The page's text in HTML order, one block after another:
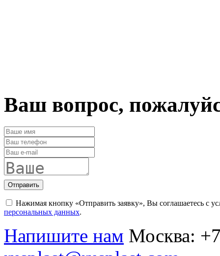
Ваш вопрос,
Отправить
Нажимая кнопку «Отправить заявку», Вы соглашаетесь с
персональных данных.
Напишите нам Москва: